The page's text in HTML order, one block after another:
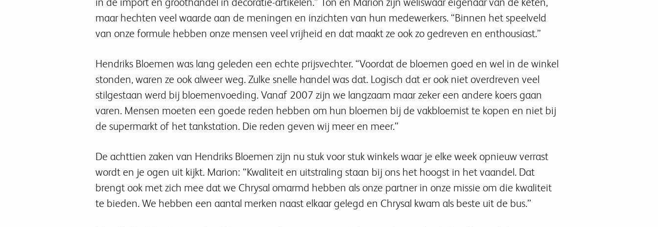
maar hechten veel waarde aan de meningen en inzichten van hun medewerkers. “Binnen het speelveld
van onze formule hebben onze mensen veel vrijheid en dat maakt ze ook zo gedreven en enthousiast.”
Hendriks Bloemen was lang geleden een echte prijsvechter. “Voordat de bloemen goed en wel in de winkel
stonden, waren ze ook alweer weg. Zulke snelle handel was dat. Logisch dat er ook niet overdreven veel
stilgestaan werd bij bloemenvoeding. Vanaf 2007 zijn we langzaam maar zeker een andere koers gaan
varen. Mensen moeten een goede reden hebben om hun bloemen bij de vakbloemist te kopen en niet bij
de supermarkt of het tankstation. Die reden geven wij meer en meer.”
De achttien zaken van Hendriks Bloemen zijn nu stuk voor stuk winkels waar je elke week opnieuw verrast
wordt en je ogen uit kijkt. Marion: “Kwaliteit en uitstraling staan bij ons het hoogst in het vaandel. Dat
brengt ook met zich mee dat we Chrysal omarmd hebben als onze partner in onze missie om die kwaliteit
te bieden. We hebben een aantal merken naast elkaar gelegd en Chrysal kwam als beste uit de bus.’’